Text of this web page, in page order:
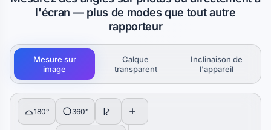
l'écran — plus de modes que tout autre
rapporteur
Mesure sur
image
Calque
transparent
Inclinaison de
l'appareil
180° 360°